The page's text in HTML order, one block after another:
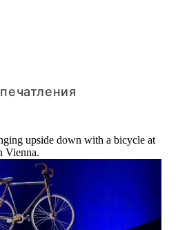
upside down with a bicycle at
Vienna.